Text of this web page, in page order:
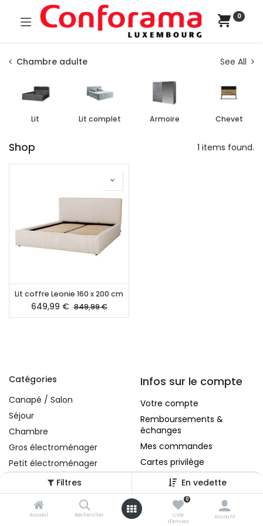
Filtres En vedette
Accueil Rechercher
0
Liste
d'envies
Account
0
Chambre adulte See All
Lit Lit complet Armoire Chevet
Shop 1 items found.
Lit coffre Leonie 160 x 200 cm
649,99 € 849,99€
Catégories
Canapé / Salon
Séjour
Chambre
Gros électroménager
Petit électroménager
Tv , Son , multimédia
Programme de bureau
Décorations
Infos sur le compte
Votre compte
Remboursements &
échanges
Mes commandes
Cartes privilège
A propos